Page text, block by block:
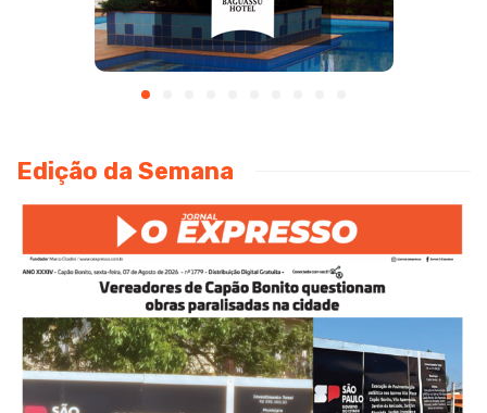
Edição da Semana